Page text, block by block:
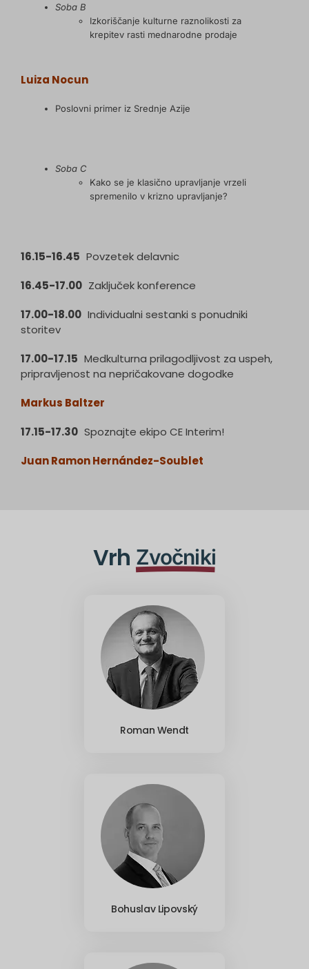
Soba B
Izkoriščanje kulturne raznolikosti za
krepitev rasti mednarodne prodaje
Luiza Nocun
Poslovni primer iz Srednje Azije
Soba C
Kako se je klasično upravljanje vrzeli
spremenilo v krizno upravljanje?
16.15-16.45 Povzetek delavnic
16.45-17.00 Zaključek konference
17.00-18.00 Individualni sestanki s ponudniki
storitev
17.00-17.15 Medkulturna prilagodljivost za uspeh,
pripravljenost na nepričakovane dogodke
Markus Baltzer
17.15-17.30 Spoznajte ekipo CE Interim!
Juan Ramon Hernández-Soublet
Vrh Zvočniki
Roman Wendt
Bohuslav Lipovský